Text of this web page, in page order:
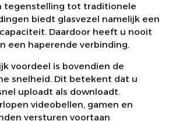
tegenstelling tot traditionele
biedt glasvezel namelijk een
Daardoor heeft u nooit
een haperende verbinding.
voordeel is bovendien de
snelheid. Dit betekent dat u
uploadt als downloadt.
videobellen, gamen en
versturen voortaan